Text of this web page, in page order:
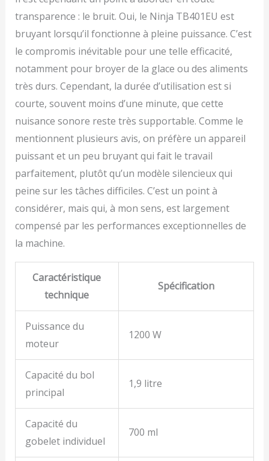
transparence : le bruit. Oui, le Ninja TB401EU est
bruyant lorsqu’il fonctionne à pleine puissance. C’est
le compromis inévitable pour une telle efficacité,
notamment pour broyer de la glace ou des aliments
très durs. Cependant, la durée d’utilisation est si
courte, souvent moins d’une minute, que cette
nuisance sonore reste très supportable. Comme le
mentionnent plusieurs avis, on préfère un appareil
puissant et un peu bruyant qui fait le travail
parfaitement, plutôt qu’un modèle silencieux qui
peine sur les tâches difficiles. C’est un point à
considérer, mais qui, à mon sens, est largement
compensé par les performances exceptionnelles de
la machine.
Caractéristique
technique
Spécification
Puissance du
moteur
1200 W
Capacité du bol
principal
1,9 litre
Capacité du
gobelet individuel
700 ml